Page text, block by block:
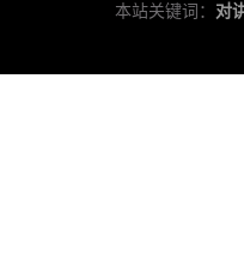
本站关键词： 对